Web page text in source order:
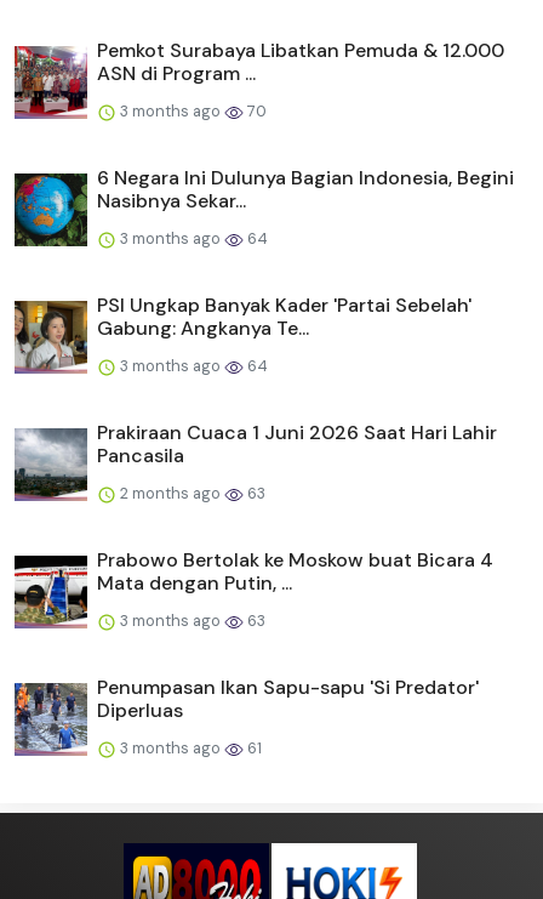
Pemkot Surabaya Libatkan Pemuda & 12.000
ASN di Program ...
3 months ago 70
6 Negara Ini Dulunya Bagian Indonesia, Begini
Nasibnya Sekar...
3 months ago 64
PSI Ungkap Banyak Kader 'Partai Sebelah'
Gabung: Angkanya Te...
3 months ago 64
Prakiraan Cuaca 1 Juni 2026 Saat Hari Lahir
Pancasila
2 months ago 63
Prabowo Bertolak ke Moskow buat Bicara 4
Mata dengan Putin, ...
3 months ago 63
Penumpasan Ikan Sapu-sapu 'Si Predator'
Diperluas
3 months ago 61